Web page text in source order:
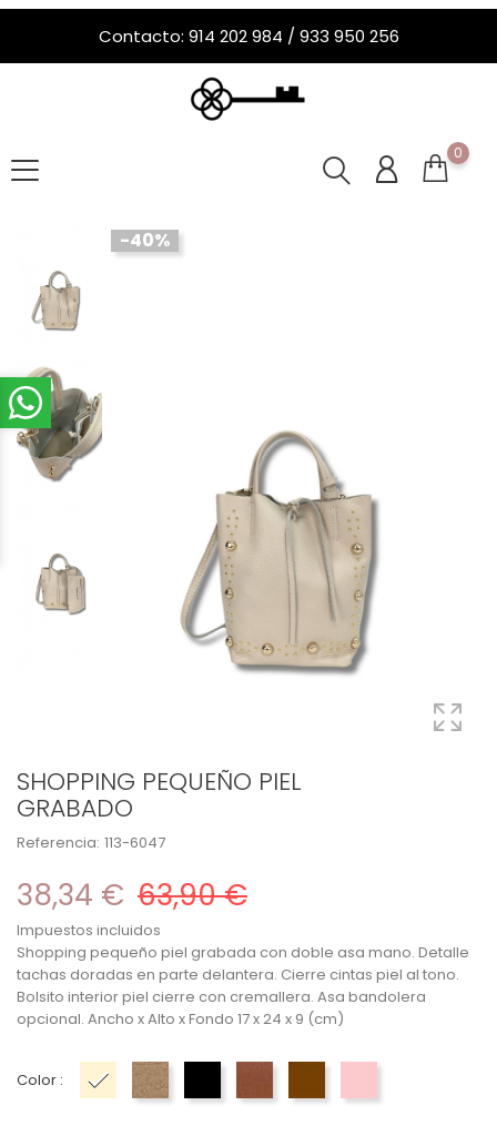
Contacto: 914 202 984 / 933 950 256
0
-40%
SHOPPING PEQUEÑO PIEL
GRABADO
Referencia: 113-6047
38,34 € 63,90 €
Impuestos incluidos
Shopping pequeño piel grabada con doble asa mano. Detalle
tachas doradas en parte delantera. Cierre cintas piel al tono.
Bolsito interior piel cierre con cremallera. Asa bandolera
opcional. Ancho x Alto x Fondo 17 x 24 x 9 (cm)
Color : TOPO